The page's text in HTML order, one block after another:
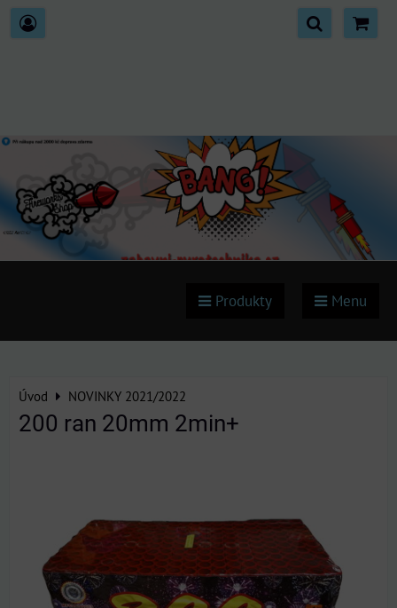
Produkty Menu
Úvod NOVINKY 2021/2022
200 ran 20mm 2min+